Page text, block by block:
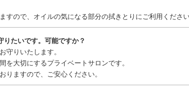
ので、オイルの気になる部分の拭きとりにご利用ください
たいです。可能ですか？
守りいたします。
大切にするプライベートサロンです。
ますので、ご安心ください。